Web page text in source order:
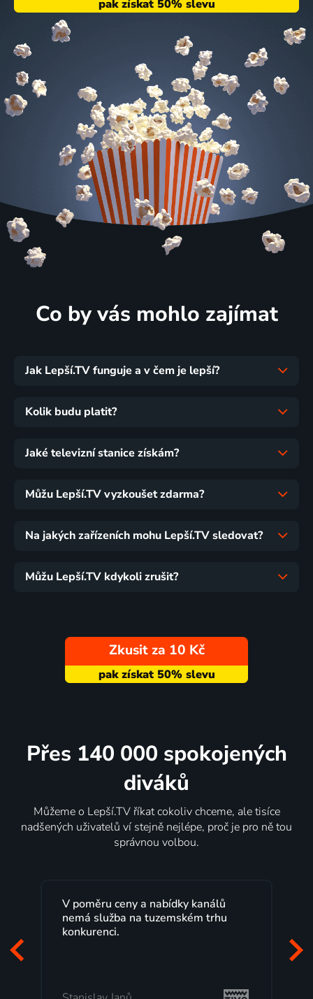
Co by vás mohlo zajímat
Jak Lepší.TV funguje a v čem je lepší?
Kolik budu platit?
Jaké televizní stanice získám?
Můžu Lepší.TV vyzkoušet zdarma?
Na jakých zařízeních mohu Lepší.TV sledovat?
Můžu Lepší.TV kdykoli zrušit?
Zkusit za 10 Kč
Přes 140 000 spokojených
diváků
Můžeme o Lepší.TV říkat cokoliv chceme, ale tisíce
nadšených uživatelů ví stejně nejlépe, proč je pro ně tou
správnou volbou.
V poměru ceny a nabídky kanálů
nemá služba na tuzemském trhu
konkurenci.